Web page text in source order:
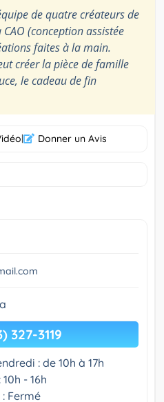
de quatre créateurs de
(conception assistée
faites à la main.
créer la pièce de famille
le cadeau de fin
| Donner un Avis
327-3119
: de 10h à 17h
- 16h
Fermé